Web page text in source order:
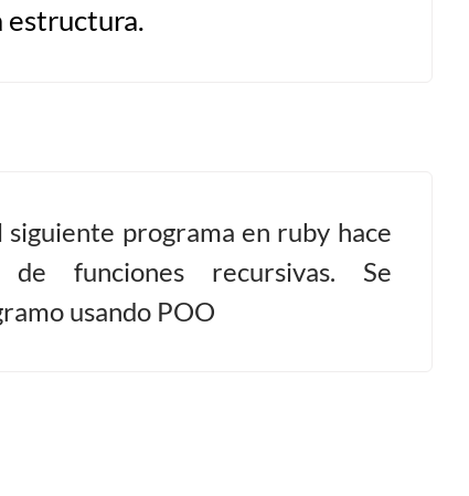
estructura.
siguiente programa en ruby hace
de funciones recursivas. Se
usando POO